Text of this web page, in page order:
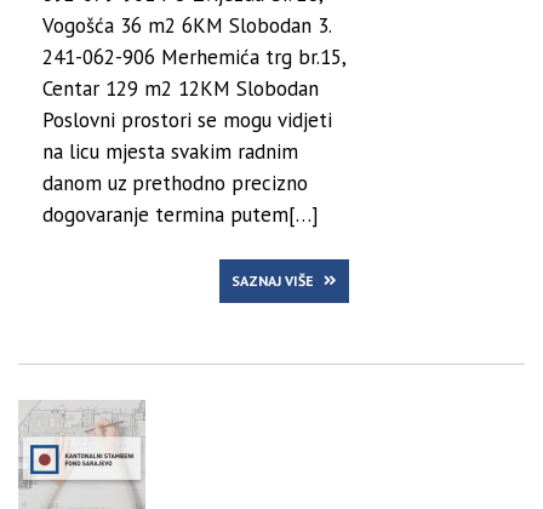
Vogošća 36 m2 6KM Slobodan 3.
241-062-906 Merhemića trg br.15,
Centar 129 m2 12KM Slobodan
Poslovni prostori se mogu vidjeti
na licu mjesta svakim radnim
danom uz prethodno precizno
dogovaranje termina putem[…]
SAZNAJ VIŠE